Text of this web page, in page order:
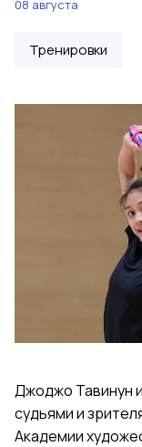
08 августа
Тренировки
Джоджо Тавинун
судьями и
Академии